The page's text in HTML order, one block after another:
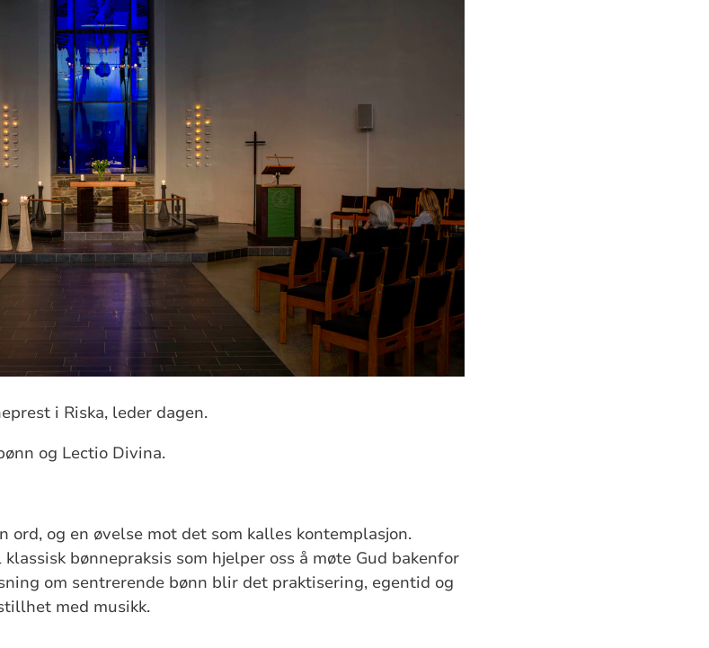
i Riska, leder dagen.
og Lectio Divina.
ord, og en øvelse mot det som kalles kontemplasjon.
bønnepraksis som hjelper oss å møte Gud bakenfor
om sentrerende bønn blir det praktisering, egentid og
med musikk.